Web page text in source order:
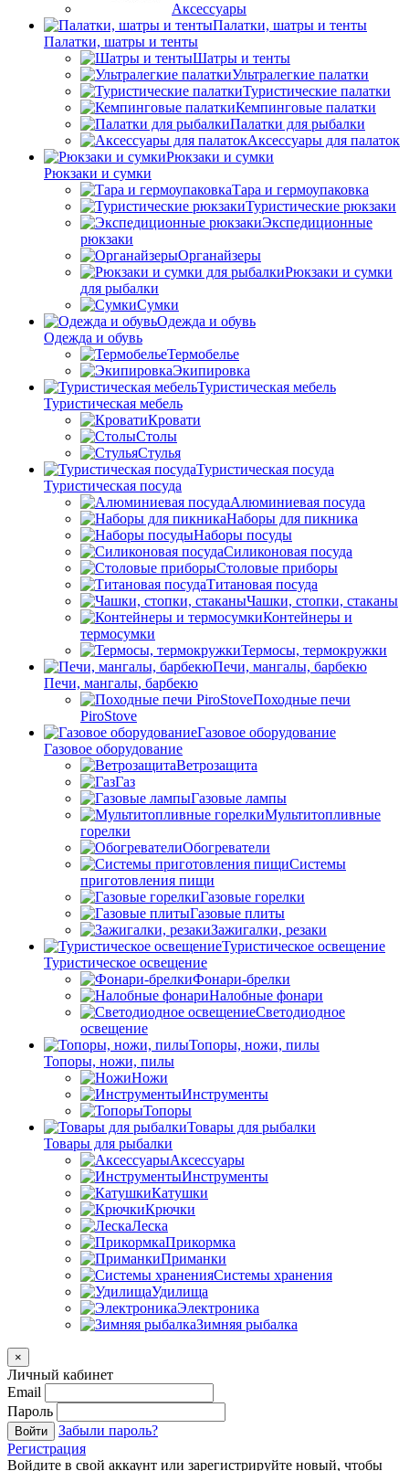
Аксессуары
Палатки, шатры и тенты
Палатки, шатры и тенты
Шатры и тенты
Ультралегкие палатки
Туристические палатки
Кемпинговые палатки
Палатки для рыбалки
Аксессуары для палаток
Рюкзаки и сумки
Рюкзаки и сумки
Тара и гермоупаковка
Туристические рюкзаки
Экспедиционные
рюкзаки
Органайзеры
Рюкзаки и сумки
для рыбалки
Сумки
Одежда и обувь
Одежда и обувь
Термобелье
Экипировка
Туристическая мебель
Туристическая мебель
Кровати
Столы
Стулья
Туристическая посуда
Туристическая посуда
Алюминиевая посуда
Наборы для пикника
Наборы посуды
Силиконовая посуда
Столовые приборы
Титановая посуда
Чашки, стопки, стаканы
Контейнеры и
термосумки
Термосы, термокружки
Печи, мангалы, барбекю
Печи, мангалы, барбекю
Походные печи
PiroStove
Газовое оборудование
Газовое оборудование
Ветрозащита
Газ
Газовые лампы
Мультитопливные
горелки
Обогреватели
Системы
приготовления пищи
Газовые горелки
Газовые плиты
Зажигалки, резаки
Туристическое освещение
Туристическое освещение
Фонари-брелки
Налобные фонари
Светодиодное
освещение
Топоры, ножи, пилы
Топоры, ножи, пилы
Ножи
Инструменты
Топоры
Товары для рыбалки
Товары для рыбалки
Аксессуары
Инструменты
Катушки
Крючки
Леска
Прикормка
Приманки
Системы хранения
Удилища
Электроника
Зимняя рыбалка
×
Личный кабинет
Email
Пароль
Войти
Забыли пароль?
Регистрация
Войдите в свой аккаунт или зарегистрируйте новый, чтобы